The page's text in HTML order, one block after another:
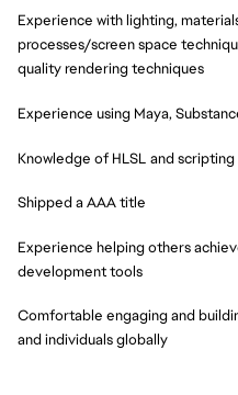
Experience with lighting,
processes/screen space
quality rendering techniques
Experience using Maya,
Knowledge of HLSL and
Shipped a AAA title
Experience helping others
development tools
Comfortable engaging and
and individuals globally